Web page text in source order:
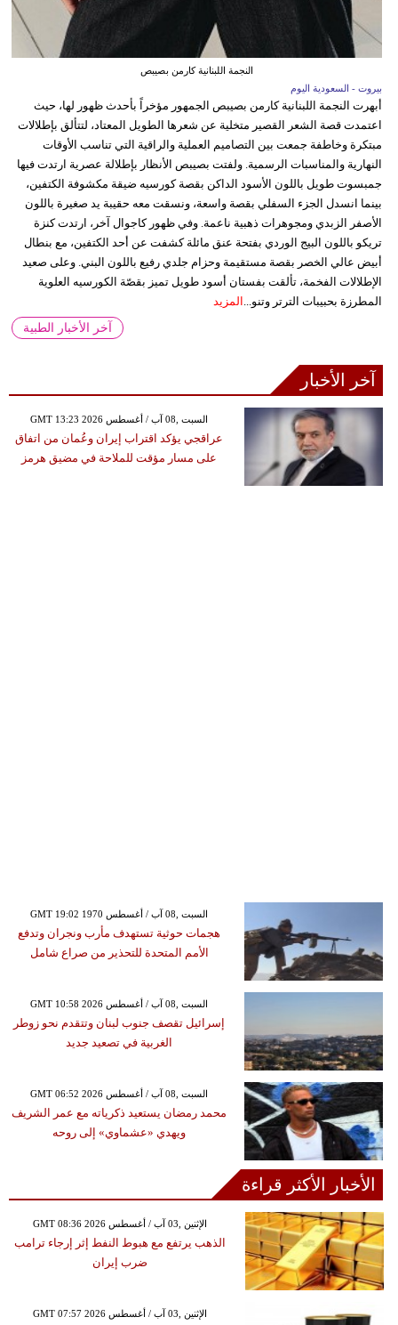
النجمة اللبنانية كارمن بصيبص
بيروت - السعودية اليوم
أبهرت النجمة اللبنانية كارمن بصيبص الجمهور مؤخراً بأحدث ظهور لها، حيث
اعتمدت قصة الشعر القصير متخلية عن شعرها الطويل المعتاد، لتتألق بإطلالات
مبتكرة وخاطفة جمعت بين التصاميم العملية والراقية التي تناسب الأوقات
النهارية والمناسبات الرسمية. ولفتت بصيبص الأنظار بإطلالة عصرية ارتدت فيها
جمبسوت طويل باللون الأسود الداكن بقصة كورسيه ضيقة مكشوفة الكتفين،
بينما انسدل الجزء السفلي بقصة واسعة، ونسقت معه حقيبة يد صغيرة باللون
الأصفر الزبدي ومجوهرات ذهبية ناعمة. وفي ظهور كاجوال آخر، ارتدت كنزة
تريكو باللون البيج الوردي بفتحة عنق مائلة كشفت عن أحد الكتفين، مع بنطال
أبيض عالي الخصر بقصة مستقيمة وحزام جلدي رفيع باللون البني. وعلى صعيد
الإطلالات الفخمة، تألقت بفستان أسود طويل تميز بقصّة الكورسيه العلوية
المطرزة بحبيبات الترتر وتنو... المزيد
آخر الأخبار الطبية
آخر الأخبار
GMT 13:23 2026 السبت ,08 آب / أغسطس
عراقجي يؤكد اقتراب إيران وعُمان من اتفاق
على مسار مؤقت للملاحة في مضيق هرمز
GMT 19:02 1970 السبت ,08 آب / أغسطس
هجمات حوثية تستهدف مأرب ونجران وتدفع
الأمم المتحدة للتحذير من صراع شامل
GMT 10:58 2026 السبت ,08 آب / أغسطس
إسرائيل تقصف جنوب لبنان وتتقدم نحو زوطر
الغربية في تصعيد جديد
GMT 06:52 2026 السبت ,08 آب / أغسطس
محمد رمضان يستعيد ذكرياته مع عمر الشريف
ويهدي «عشماوي» إلى روحه
الأخبار الأكثر قراءة
GMT 08:36 2026 الإثنين ,03 آب / أغسطس
الذهب يرتفع مع هبوط النفط إثر إرجاء ترامب
ضرب إيران
GMT 07:57 2026 الإثنين ,03 آب / أغسطس